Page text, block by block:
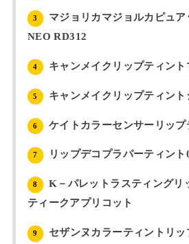
3
マジョリカマジョルカピュア
NEO RD312
4 キャンメイクリップティント
5 キャンメイクリップティント
6 ケイトカラーセンサーリップ
7 リップデコプラパーティン
8
K－パレットラスティングリ
ティークアプリコット
9 セザンヌカラーティントリッ